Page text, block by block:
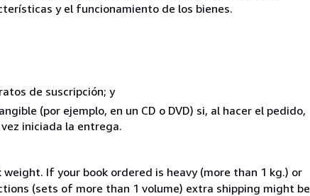
y el funcionamiento de los bienes.
de suscripción; y
(por ejemplo, en un CD o DVD) si, al hacer el pedido,
iniciada la entrega.
If your book ordered is heavy (more than 1 kg.) or
(sets of more than 1 volume) extra shipping might be